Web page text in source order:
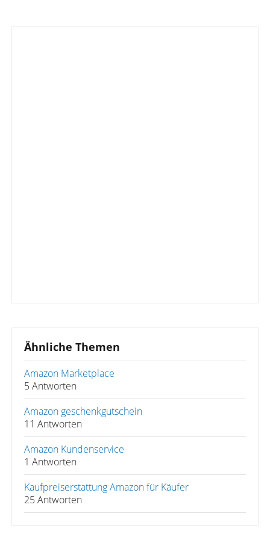
Ähnliche Themen
Amazon Marketplace
5 Antworten
Amazon geschenkgutschein
11 Antworten
Amazon Kundenservice
1 Antworten
Kaufpreiserstattung Amazon für Käufer
25 Antworten